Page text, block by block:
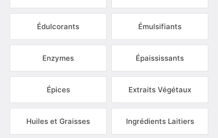
Édulcorants Émulsifiants
Enzymes Épaississants
Épices Extraits Végétaux
Huiles et Graisses Ingrédients Laitiers